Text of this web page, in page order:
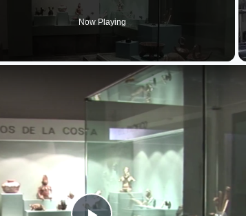
Now Playing